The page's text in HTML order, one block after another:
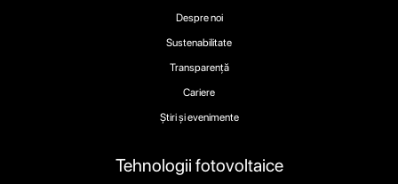
Tehnologii fotovoltaice
Despre noi
Sustenabilitate
Transparență
Cariere
Știri și evenimente